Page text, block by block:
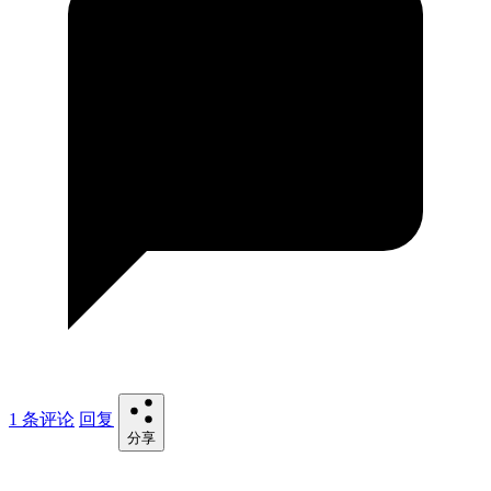
1 条评论 回复
分享